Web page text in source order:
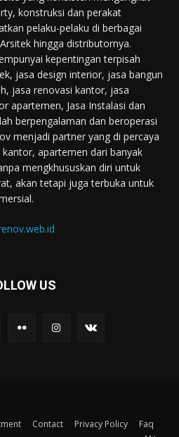
konstruksi dan perakat
pelaku-pelaku di berbagai
hingga distributornya.
kepentingan terpisah
jasa design interior, jasa bangun
jasa renovasi kantor, jasa
apartemen, Jasa Instalasi dan
berpengalaman dan beroperasi
menjadi partner yang di percaya
apartemen dari banyak
mengkhususkan diri untuk
akan tetapi juga terbuka untuk
US
Contact Privacy Policy
Faq